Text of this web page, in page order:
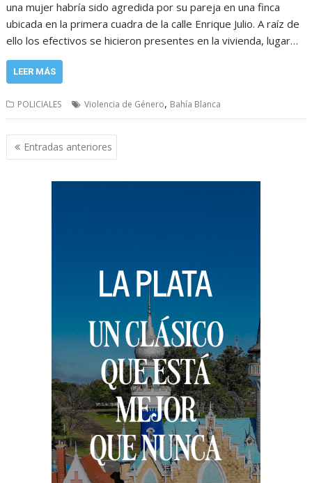
una mujer habría sido agredida por su pareja en una finca
ubicada en la primera cuadra de la calle Enrique Julio. A raíz de
ello los efectivos se hicieron presentes en la vivienda, lugar…
LEER MÁS
POLICIALES Violencia de Género, Bahía Blanca
Navegación
de
entradas
Entradas anteriores